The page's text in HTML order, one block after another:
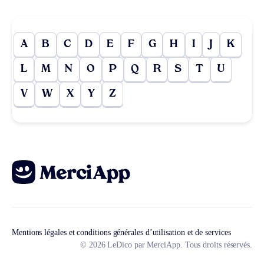
A B C D E F G H I J K
L M N O P Q R S T U
V W X Y Z
Mentions légales et conditions générales d’utilisation et de services
© 2026 LeDico par MerciApp. Tous droits réservés.